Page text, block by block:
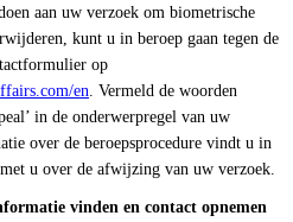
aan uw verzoek om biometrische
kunt u in beroep gaan tegen de
op
en . Vermeld de woorden
in de onderwerpregel van uw
over de beroepsprocedure vindt u in
u over de afwijzing van uw verzoek.
vinden en contact opnemen